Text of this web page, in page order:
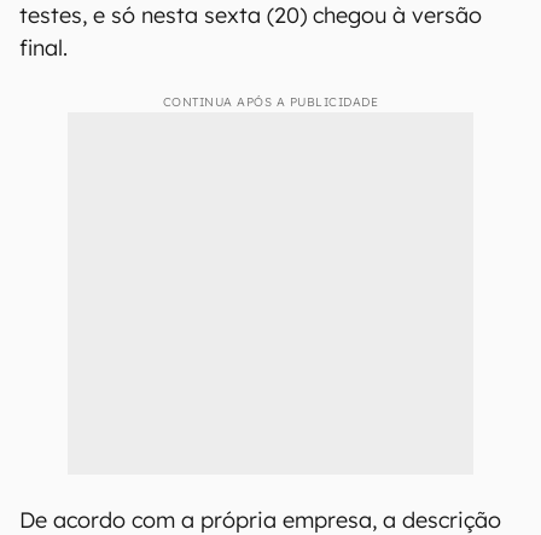
testes, e só nesta sexta (20) chegou à versão
final.
CONTINUA APÓS A PUBLICIDADE
De acordo com a própria empresa, a descrição